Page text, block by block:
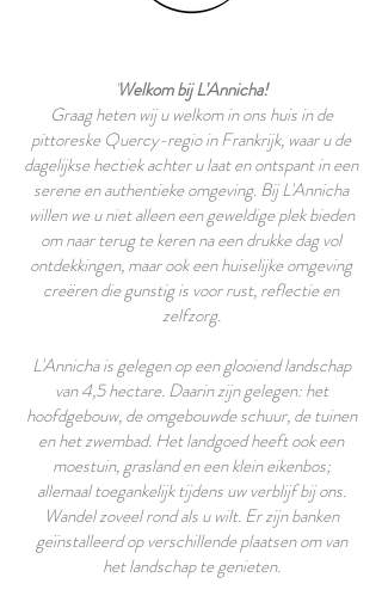
Welkom bij L'Annicha!
Graag heten wij u welkom in ons huis in de
pittoreske Quercy-regio in Frankrijk, waar u de
dagelijkse hectiek achter u laat en ontspant in een
serene en authentieke omgeving. Bij L'Annicha
willen we u niet alleen een geweldige plek bieden
om naar terug te keren na een drukke dag vol
ontdekkingen, maar ook een ​​huiselijke omgeving
creëren die gunstig is voor rust, reflectie en
zelfzorg.
L'Annicha is gelegen op een glooiend landschap
van 4,5 hectare. Daarin zijn gelegen: het
hoofdgebouw, de omgebouwde schuur, de tuinen
en het zwembad. Het landgoed heeft ook een
moestuin, grasland en een klein eikenbos;
allemaal toegankelijk tijdens uw verblijf bij ons.
Wandel zoveel rond als u wilt. Er zijn banken
geïnstalleerd op verschillende plaatsen om van
het landschap te genieten.